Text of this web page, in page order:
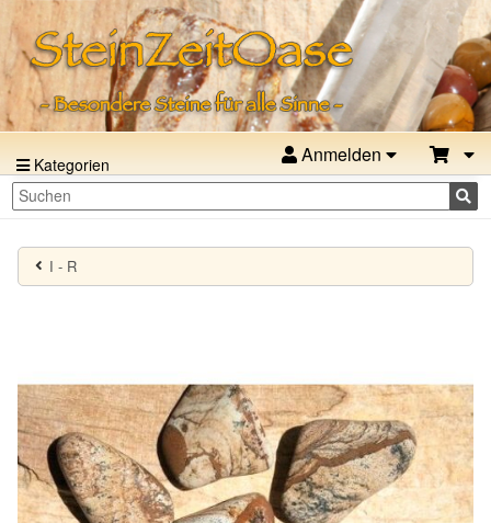
Kategorien Anmelden
I - R